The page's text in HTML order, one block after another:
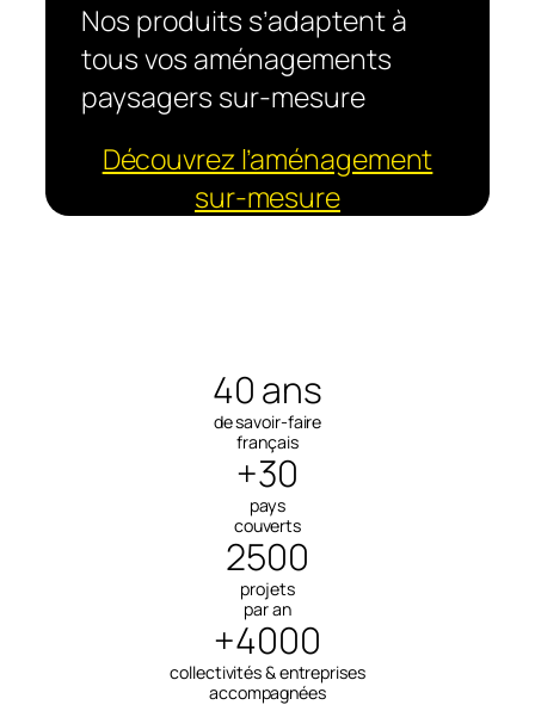
Nos produits s’adaptent à
tous vos aménagements
paysagers sur-mesure
Découvrez l’aménagement
sur-mesure
40 ans
de savoir-faire
français
+30
pays
couverts
2500
projets
par an
+4000
collectivités & entreprises
accompagnées